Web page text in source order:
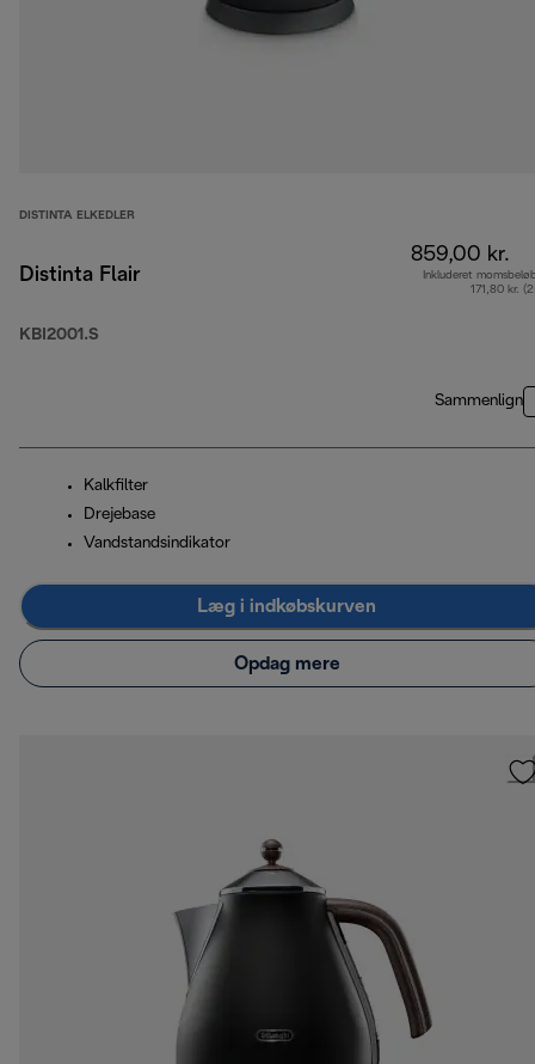
DISTINTA ELKEDLER
Distinta Flair
KBI2001.S
859,00 kr.
Inkluderet
171,80 kr.
Sammenlign
Kalkfilter
Drejebase
Vandstandsindikator
Læg i indkøbskurven
Opdag mere